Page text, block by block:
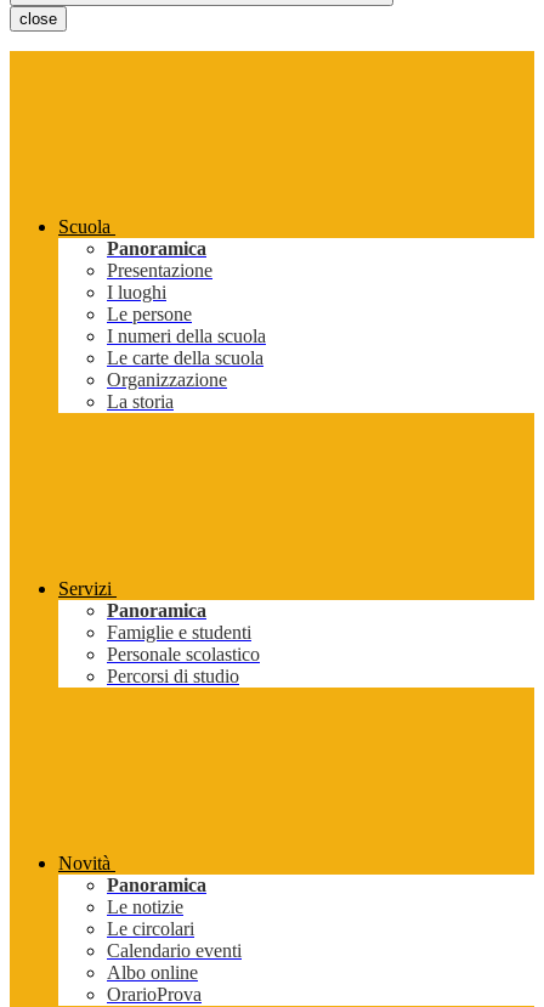
close
Scuola
Panoramica
Presentazione
I luoghi
Le persone
I numeri della scuola
Le carte della scuola
Organizzazione
La storia
Servizi
Panoramica
Famiglie e studenti
Personale scolastico
Percorsi di studio
Novità
Panoramica
Le notizie
Le circolari
Calendario eventi
Albo online
OrarioProva